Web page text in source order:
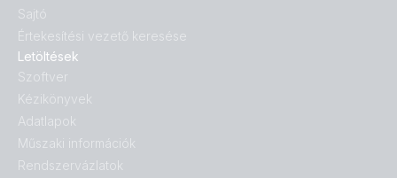
Letöltések
Szoftver
Kézikönyvek
Adatlapok
Műszaki információk
Rendszervázlatok
Sajtó
Értekesítési vezető keresése